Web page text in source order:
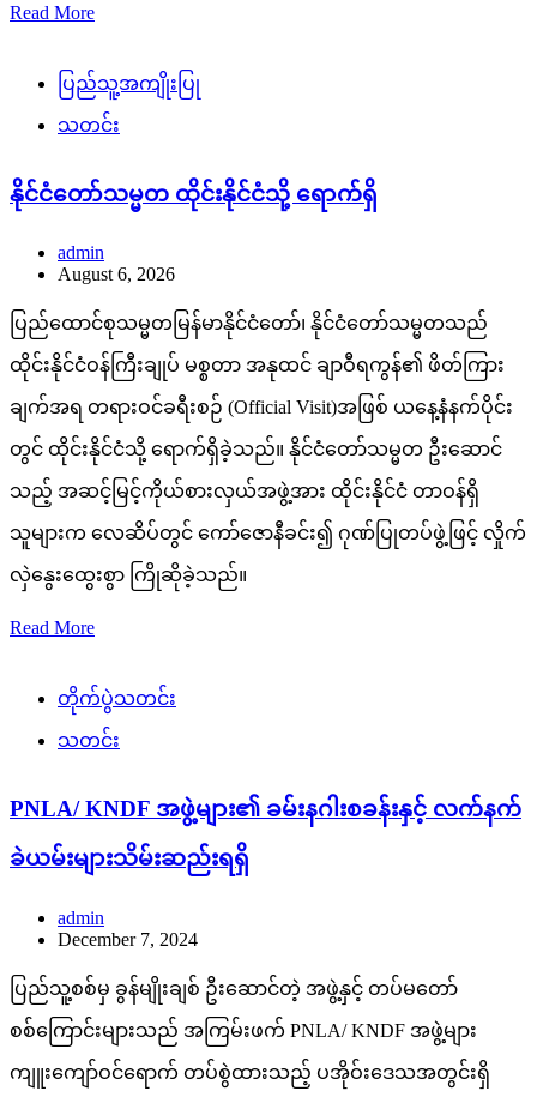
Read More
ပြည်သူ့အကျိုးပြု
သတင်း
နိုင်ငံတော်သမ္မတ ထိုင်းနိုင်ငံသို့ ရောက်ရှိ
admin
August 6, 2026
ပြည်ထောင်စုသမ္မတမြန်မာနိုင်ငံတော်၊ နိုင်ငံတော်သမ္မတသည်
ထိုင်းနိုင်ငံဝန်ကြီးချုပ် မစ္စတာ အနုထင် ချာဝီရကွန်၏ ဖိတ်ကြား
ချက်အရ တရားဝင်ခရီးစဉ် (Official Visit)အဖြစ် ယနေ့နံနက်ပိုင်း
တွင် ထိုင်းနိုင်ငံသို့ ရောက်ရှိခဲ့သည်။ နိုင်ငံတော်သမ္မတ ဦးဆောင်
သည့် အဆင့်မြင့်ကိုယ်စားလှယ်အဖွဲ့အား ထိုင်းနိုင်ငံ တာဝန်ရှိ
သူများက လေဆိပ်တွင် ကော်ဇောနီခင်း၍ ဂုဏ်ပြုတပ်ဖွဲ့ဖြင့် လှိုက်
လှဲနွေးထွေးစွာ ကြိုဆိုခဲ့သည်။
Read More
တိုက်ပွဲသတင်း
သတင်း
PNLA/ KNDF အဖွဲ့များ၏ ခမ်းနဂါးစခန်းနှင့် လက်နက်
ခဲယမ်းများသိမ်းဆည်းရရှိ
admin
December 7, 2024
ပြည်သူ့စစ်မှ ခွန်မျိုးချစ် ဦးဆောင်တဲ့ အဖွဲ့နှင့် တပ်မတော်
စစ်ကြောင်းများသည် အကြမ်းဖက် PNLA/ KNDF အဖွဲ့များ
ကျူးကျော်ဝင်ရောက် တပ်စွဲထားသည့် ပအိုဝ်းဒေသအတွင်းရှိ